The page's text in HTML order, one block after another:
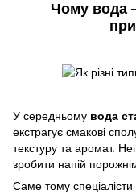
Чому вода
У середньому вода
екстрагує смакові
текстуру та аромат.
зробити напій
Саме тому